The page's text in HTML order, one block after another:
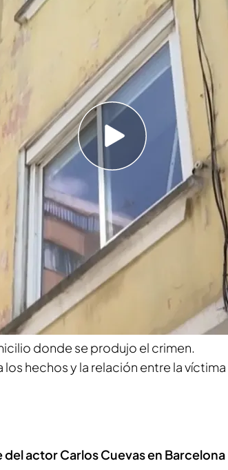
ha detenido a un hombre como
donde se produjo el crimen.
los hechos
a un hombrecomo presunto autor
del barrio de la Sagrada Familia.
del suceso, los hechos se
horas de este domingo,
el la calle
el que recibió la llamada de alerta.
donde se produjo el crimen.
hechos y la relación entre la víctima
actor Carlos Cuevas en Barcelona